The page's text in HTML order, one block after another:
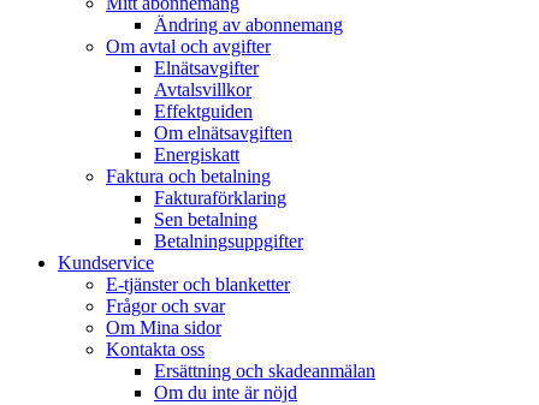
Ändring av abonnemang
Om avtal och avgifter
Elnätsavgifter
Avtalsvillkor
Effektguiden
Om elnätsavgiften
Energiskatt
Faktura och betalning
Fakturaförklaring
Sen betalning
Betalningsuppgifter
Kundservice
E-tjänster och blanketter
Frågor och svar
Om Mina sidor
Kontakta oss
Ersättning och skadeanmälan
Om du inte är nöjd